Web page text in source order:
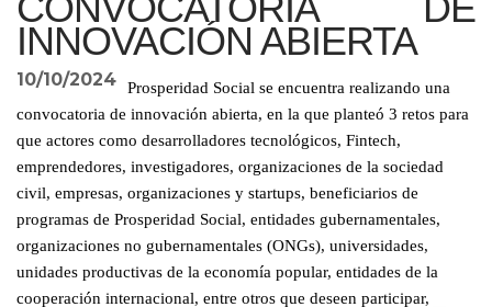
INNOVACIÓN ABIERTA
10/10/2024
Prosperidad Social se encuentra realizando una
convocatoria de innovación abierta, en la que planteó 3 retos para
que actores como desarrolladores tecnológicos, Fintech,
emprendedores, investigadores, organizaciones de la sociedad
civil, empresas, organizaciones y startups, beneficiarios de
programas de Prosperidad Social, entidades gubernamentales,
organizaciones no gubernamentales (ONGs), universidades,
unidades productivas de la economía popular, entidades de la
cooperación internacional, entre otros que deseen participar,